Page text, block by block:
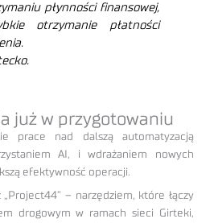
płynności finansowej,
otrzymanie płatności
już w przygotowaniu
prace nad dalszą automatyzacją
AI, i wdrażaniem nowych
efektywność operacji.
– narzędziem, które łączy
drogowym w ramach sieci Girteki,